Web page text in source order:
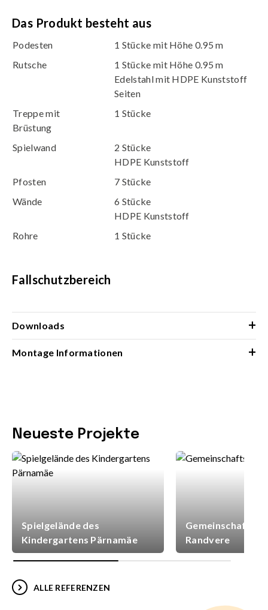
Das Produkt besteht aus
Podesten
1 Stücke mit Höhe 0.95 m
Rutsche
1 Stücke mit Höhe 0.95 m
Edelstahl mit HDPE Kunststoff
Seiten
Treppe mit
Brüstung
1 Stücke
Spielwand
2 Stücke
HDPE Kunststoff
Pfosten
7 Stücke
Wände
6 Stücke
HDPE Kunststoff
Rohre
1 Stücke
Fallschutzbereich
Downloads +
Montage Informationen +
Neueste Projekte
Spielgelände des
Kindergartens Pärnamäe
Randvere
ALLE REFERENZEN